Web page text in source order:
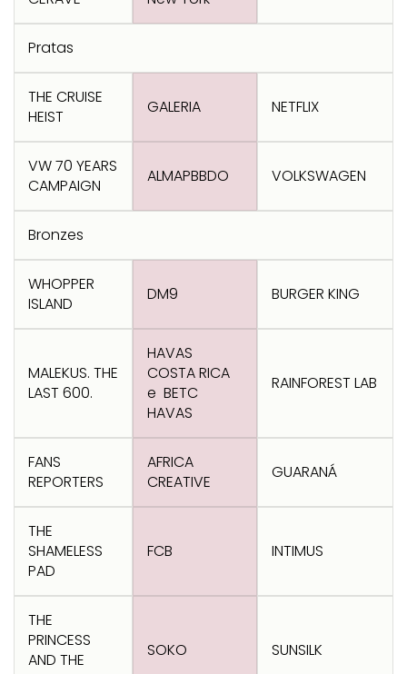
Transformation
Commerce
Effectiveness
Creative
Strategy
for Sport
Film Craft
Transformation
Commerce
Creative Data
for Music
Entertainment
Outdoor
Pratas
THE CRUISE
HEIST
GALERIA NETFLIX
VW 70 YEARS
CAMPAIGN
ALMAPBBDO VOLKSWAGEN
Bronzes
WHOPPER
ISLAND
DM9 BURGER KING
MALEKUS. THE
LAST 600.
HAVAS
COSTA RICA
e BETC
HAVAS
RAINFOREST LAB
FANS
REPORTERS
AFRICA
CREATIVE
GUARANÁ
THE
SHAMELESS
PAD
FCB INTIMUS
THE
PRINCESS
AND THE
SOKO SUNSILK